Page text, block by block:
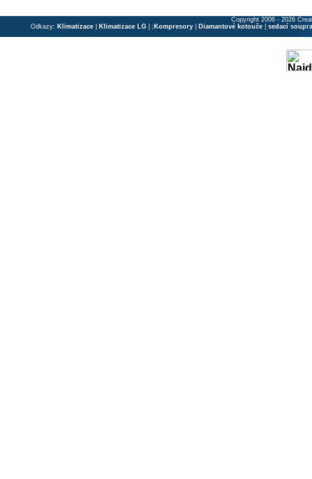
Copyright 2006 - 2026
Odkazy: Klimatizace Klimatizace LG | ; Kompresory Diamantové kotouče sedací